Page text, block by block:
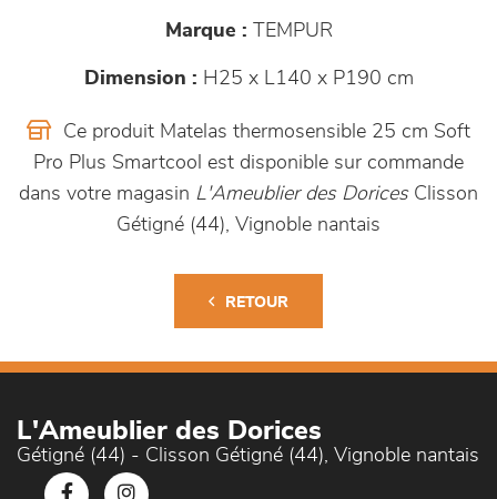
Marque : TEMPUR
Dimension : H25 x L140 x P190 cm
Ce produit Matelas thermosensible 25 cm Soft
Pro Plus Smartcool est disponible sur commande
dans votre magasin L'Ameublier des DoricesClisson
Gétigné (44), Vignoble nantais
RETOUR
L'Ameublier des Dorices
Gétigné (44) - Clisson Gétigné (44), Vignoble nantais